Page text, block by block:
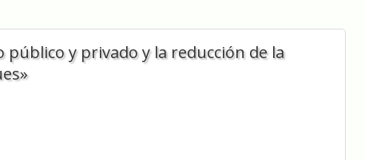
y privado y la reducción de la